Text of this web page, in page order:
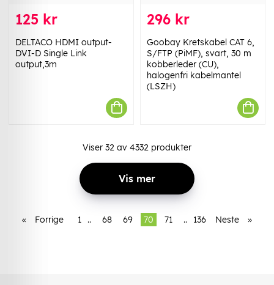
125 kr
DELTACO HDMI output-
DVI-D Single Link
output,3m
296 kr
Goobay Kretskabel CAT 6,
S/FTP (PiMF), svart, 30 m
kobberleder (CU),
halogenfri kabelmantel
(LSZH)
Viser 32 av 4332 produkter
Vis mer
« Forrige 1 .. 68 69 70 71 .. 136 Neste »